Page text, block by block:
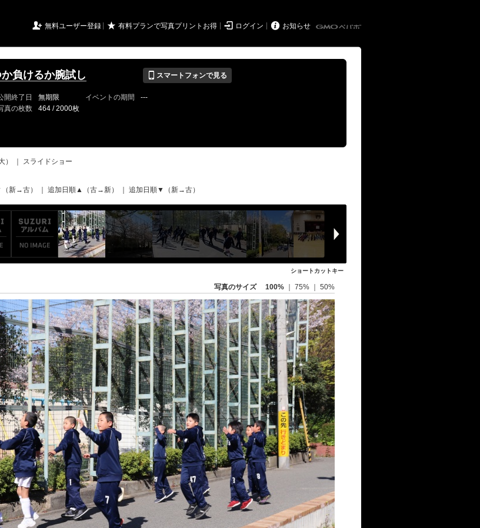
 無料ユーザー登録 ★ 有料プランで写真プリントお得  ログイン  お知らせ
負けるか腕試し 📱 スマートフォンで見る
開終了日 無期限 イベントの期間
---
真の枚数 464 / 2000枚
）
スライドショー
新→古） 追加日順▲（古→新） 追加日順▼（新→古）
ショートカットキー
写真のサイズ 100% 75% 50%